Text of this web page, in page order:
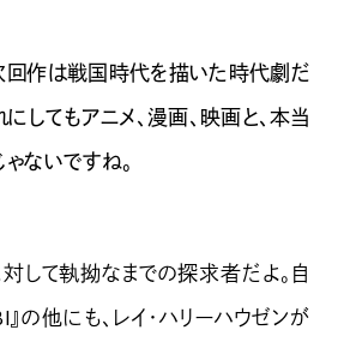
作は戦国時代を描いた時代劇だ
してもアニメ、漫画、映画と、本当
ないですね。
して執拗なまでの探求者だよ。自
の他にも、レイ・ハリーハウゼンが